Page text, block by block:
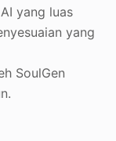
yang luas
yang
SoulGen